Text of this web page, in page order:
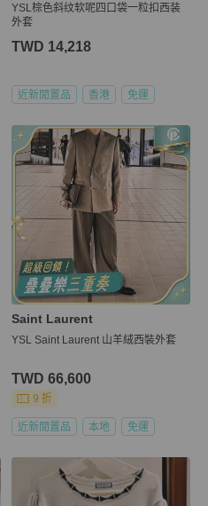
YSL棕色斜纹软呢四口袋一粒扣西装
外套
TWD 14,218
近新閒置品 香港 免運
Saint Laurent
YSL Saint Laurent 山羊絨西裝外套
TWD 66,600
9 折
近新閒置品 本地 免運